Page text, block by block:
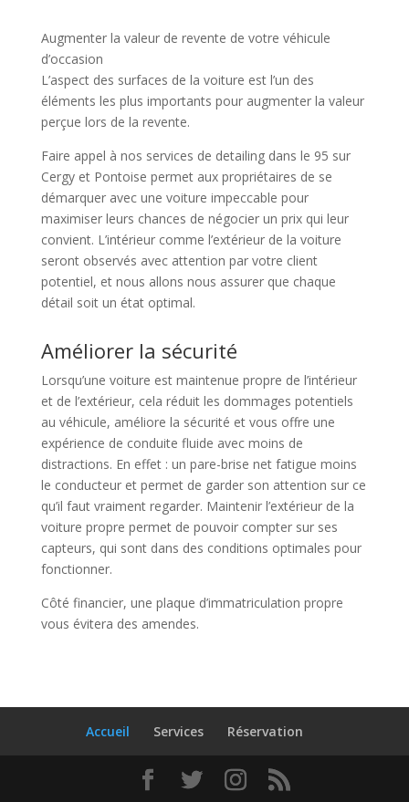
Augmenter la valeur de revente de votre véhicule
d’occasion
L’aspect des surfaces de la voiture est l’un des
éléments les plus importants pour augmenter la valeur
perçue lors de la revente.
Faire appel à nos services de detailing dans le 95 sur
Cergy et Pontoise permet aux propriétaires de se
démarquer avec une voiture impeccable pour
maximiser leurs chances de négocier un prix qui leur
convient. L’intérieur comme l’extérieur de la voiture
seront observés avec attention par votre client
potentiel, et nous allons nous assurer que chaque
détail soit un état optimal.
Améliorer la sécurité
Lorsqu’une voiture est maintenue propre de l’intérieur
et de l’extérieur, cela réduit les dommages potentiels
au véhicule, améliore la sécurité et vous offre une
expérience de conduite fluide avec moins de
distractions. En effet : un pare-brise net fatigue moins
le conducteur et permet de garder son attention sur ce
qu’il faut vraiment regarder. Maintenir l’extérieur de la
voiture propre permet de pouvoir compter sur ses
capteurs, qui sont dans des conditions optimales pour
fonctionner.
Côté financier, une plaque d’immatriculation propre
vous évitera des amendes.
Accueil Services Réservation